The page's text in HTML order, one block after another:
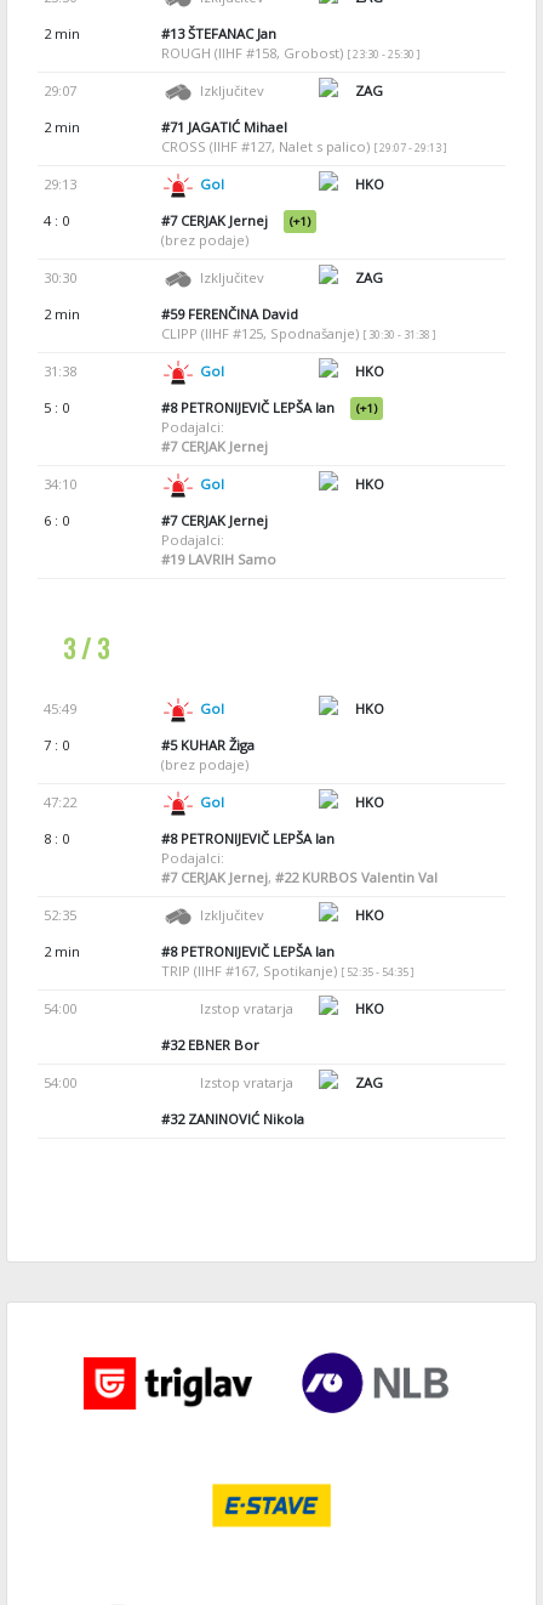
2 min
#13ŠTEFANAC Jan
ROUGH (IIHF #158, Grobost) [ 23:30 - 25:30 ]
29:07 Izključitev
ZAG
2 min
#71 JAGATIĆ Mihael
CROSS (IIHF #127, Nalet s palico) [ 29:07 - 29:13 ]
29:13 Gol
HKO
4 : 0
#7CERJAK Jernej (+1)
(brez podaje)
30:30 Izključitev
ZAG
2 min
#59FERENČINA David
CLIPP (IIHF #125, Spodnašanje) [ 30:30 - 31:38 ]
31:38 Gol
HKO
5 : 0
#8PETRONIJEVIČ LEPŠA Ian (+1)
Podajalci:
#7CERJAK Jernej
34:10 Gol
HKO
6 : 0
#7CERJAK Jernej
Podajalci:
#19LAVRIH Samo
3 / 3
45:49 Gol
HKO
7 : 0
#5KUHAR Žiga
(brez podaje)
47:22 Gol
HKO
8 : 0
#8PETRONIJEVIČ LEPŠA Ian
Podajalci:
#7CERJAK Jernej, #22KURBOS Valentin Val
52:35 Izključitev
HKO
2 min
#8PETRONIJEVIČ LEPŠA Ian
TRIP (IIHF #167, Spotikanje) [ 52:35 - 54:35 ]
54:00 Izstop vratarja
HKO
#32EBNER Bor
54:00 Izstop vratarja
ZAG
#32ZANINOVIĆ Nikola